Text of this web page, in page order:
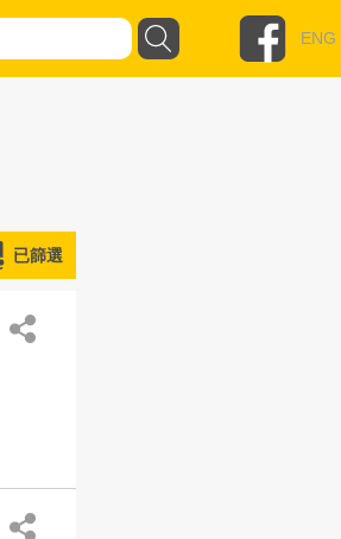
ENG
已篩選